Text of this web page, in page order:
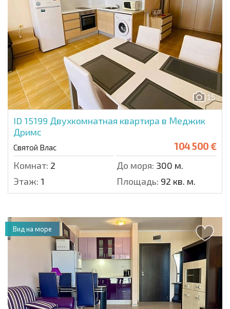
15
ID 15199 Двухкомнатная квартира в Меджик
Дримс
Святой Влас 104 500 €
Комнат: 2 До моря: 300 м.
Этаж: 1 Площадь: 92 кв. м.
Вид на море